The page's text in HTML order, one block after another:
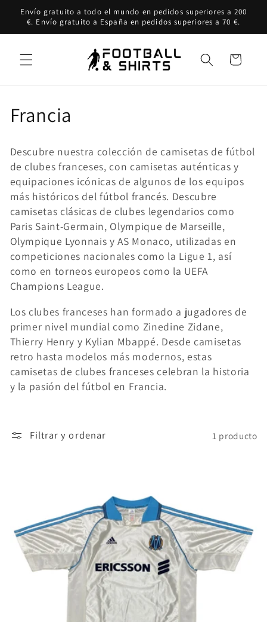
directamente
al contenido
Envío gratuito a todo el mundo en pedidos superiores a 200
€. Envío gratuito a España en pedidos superiores a 70 €.
Carrito
C
l
e
c
c
i
ó
n
:
Francia
Descubre nuestra colección de camisetas de fútbol
de clubes franceses, con camisetas auténticas y
equipaciones icónicas de algunos de los equipos
más históricos del fútbol francés. Descubre
camisetas clásicas de clubes legendarios como
Paris Saint-Germain, Olympique de Marseille,
Olympique Lyonnais y AS Monaco, utilizadas en
competiciones nacionales como la Ligue 1, así
como en torneos europeos como la UEFA
Champions League.
Los clubes franceses han formado a jugadores de
primer nivel mundial como Zinedine Zidane,
Thierry Henry y Kylian Mbappé. Desde camisetas
retro hasta modelos más modernos, estas
camisetas de clubes franceses celebran la historia
y la pasión del fútbol en Francia.
Filtrar y ordenar 1 producto